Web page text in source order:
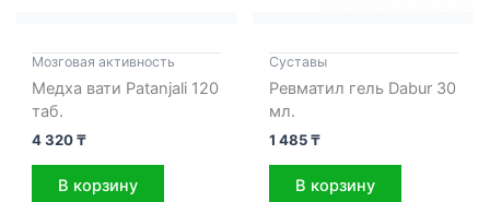
Мозговая активность
Медха вати Patanjali 120
таб.
4 320₸
В корзину
Cуставы
Ревматил гель Dabur 30
мл.
1 485₸
В корзину